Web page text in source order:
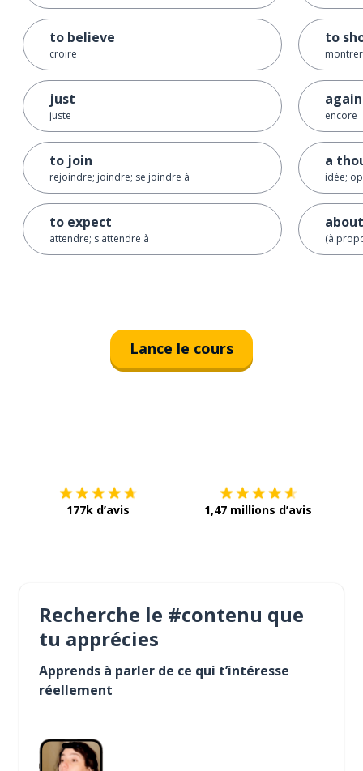
to believe
croire
just
juste
to join
rejoindre; joindre; se joindre à
to expect
attendre; s'attendre à
to
montrer
again
encore
a
idée;
about
(à
Lance le cours
177k d’avis 1,47 millions d’avis
Recherche le #contenu que
tu apprécies
Apprends à parler de ce qui t’intéresse
réellement